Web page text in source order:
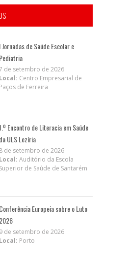
I Jornadas de Saúde Escolar e
Pediatria
de setembro de 2026
Local: Centro Empresarial de
Paços de Ferreira
Encontro de Literacia em Saúde
da ULS Lezíria
8 de setembro de 2026
Local: Auditório da Escola
Superior de Saúde de Santarém
Conferência Europeia sobre o Luto
2026
9 de setembro de 2026
Local: Porto